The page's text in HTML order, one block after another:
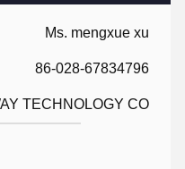
Ms. mengxue xu
86-028-67834796
TECHNOLOGY CO